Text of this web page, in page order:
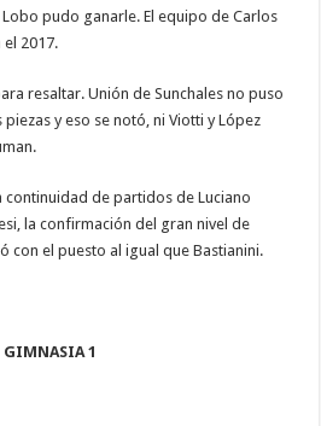
pudo ganarle. El equipo de Carlos
el 2017.
resaltar. Unión de Sunchales no puso
y eso se notó, ni Viotti y López
continuidad de partidos de Luciano
la confirmación del gran nivel de
con el puesto al igual que Bastianini.
GIMNASIA 1